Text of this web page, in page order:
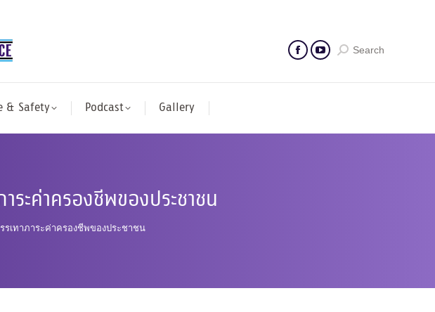
Search
& Safety Podcast Gallery
ระค่าครองชีพของประชาชน
รเทาภาระค่าครองชีพของประชาชน